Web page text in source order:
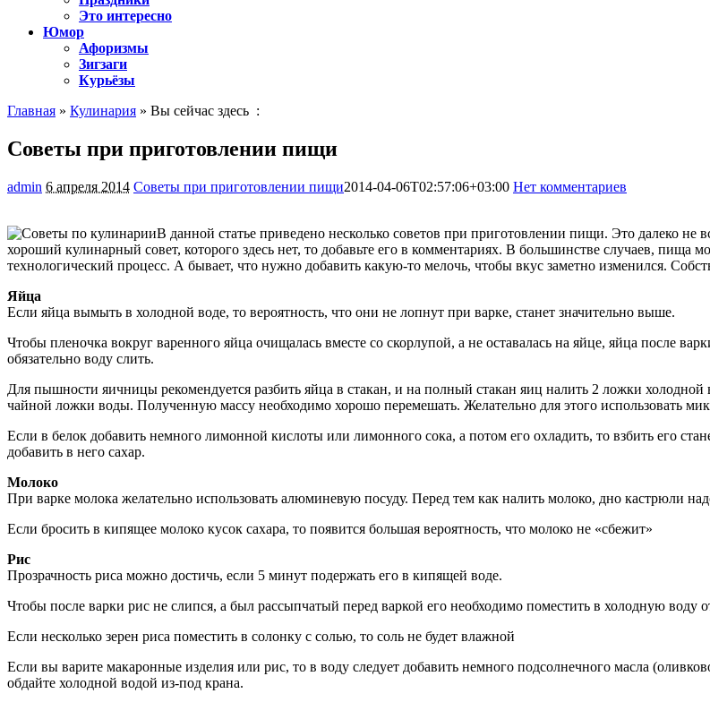
Это интересно
Юмор
Афоризмы
Зигзаги
Курьёзы
Главная » Кулинария » Вы сейчас здесь :
Советы при приготовлении пищи
admin 6 апреля 2014 Советы при приготовлении пищи2014-04-06T02:57:06+03:00 Нет комментариев
В данной статье приведено несколько советов при приготовлении пищи. Это далеко не
хороший кулинарный совет, которого здесь нет, то добавьте его в комментариях. В большинстве случаев, пища
технологический процесс. А бывает, что нужно добавить какую-то мелочь, чтобы вкус заметно изменился.
Яйца
Если яйца вымыть в холодной воде, то вероятность, что они не лопнут при варке, станет значительно выше.
Чтобы пленочка вокруг варенного яйца очищалась вместе со скорлупой, а не оставалась на яйце, яйца после
обязательно воду слить.
Для пышности яичницы рекомендуется разбить яйца в стакан, и на полный стакан яиц налить 2 ложки
чайной ложки воды. Полученную массу необходимо хорошо перемешать. Желательно для этого использовать
Если в белок добавить немного лимонной кислоты или лимонного сока, а потом его охладить, то взбить его
добавить в него сахар.
Молоко
При варке молока желательно использовать алюминевую посуду. Перед тем как налить молоко, дно кастрюли
Если бросить в кипящее молоко кусок сахара, то появится большая вероятность, что молоко не «сбежит»
Рис
Прозрачность риса можно достичь, если 5 минут подержать его в кипящей воде.
Чтобы после варки рис не слипся, а был рассыпчатый перед варкой его необходимо поместить в холодную воду
Если несколько зерен риса поместить в солонку с солью, то соль не будет влажной
Если вы варите макаронные изделия или рис, то в воду следует добавить немного подсолнечного масла
обдайте холодной водой из-под крана.